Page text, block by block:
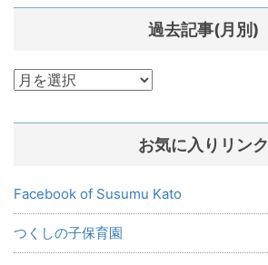
過去記事(月別)
過
記
別)
お気に入りリンク
Facebook of Susumu Kato
つくしの子保育園